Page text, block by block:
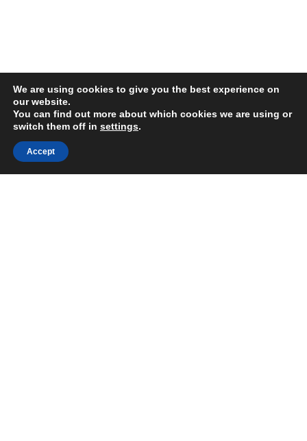
We are using cookies to give you the best experience on
our website.
You can find out more about which cookies we are using or
switch them off in settings.
Accept